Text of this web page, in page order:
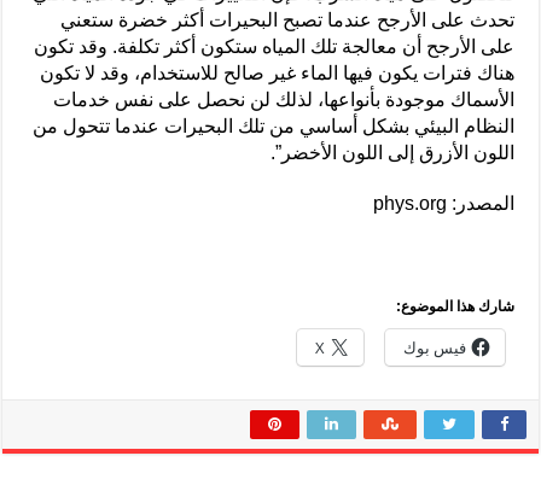
تحدث على الأرجح عندما تصبح البحيرات أكثر خضرة ستعني
على الأرجح أن معالجة تلك المياه ستكون أكثر تكلفة. وقد تكون
هناك فترات يكون فيها الماء غير صالح للاستخدام، وقد لا تكون
الأسماك موجودة بأنواعها، لذلك لن نحصل على نفس خدمات
النظام البيئي بشكل أساسي من تلك البحيرات عندما تتحول من
اللون الأزرق إلى اللون الأخضر”.
المصدر: phys.org
شارك هذا الموضوع:
فيس بوك X